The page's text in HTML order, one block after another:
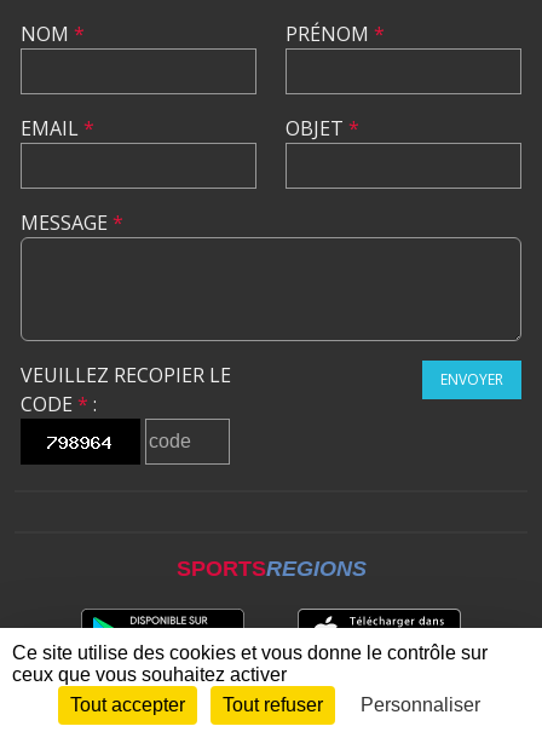
NOM *
EMAIL*
PRÉNOM *
OBJET *
MESSAGE *
VEUILLEZ RECOPIER LE
CODE * :
ENVOYER
SPORTSREGIONS
Envie de participer ? CONNEXION
Ce site utilise des cookies et vous donne le contrôle sur
ceux que vous souhaitez activer
Tout accepter
Tout refuser Personnaliser